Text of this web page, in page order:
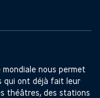
nous permet
qui ont déjà fait leur
théâtres, des stations